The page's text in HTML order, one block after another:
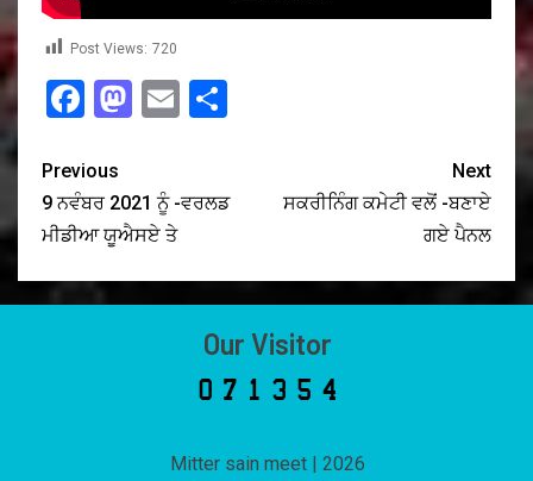
Post Views: 720
Facebook
Mastodon
Email
Previous
9 ਨਵੰਬਰ 2021 ਨੂੰ -ਵਰਲਡ
ਮੀਡੀਆ ਯੂਐਸਏ ਤੇ
Next
ਸਕਰੀਨਿੰਗ ਕਮੇਟੀ ਵਲੋਂ -ਬਣਾਏ
ਗਏ ਪੈਨਲ
Our Visitor
Mitter sain meet |2026